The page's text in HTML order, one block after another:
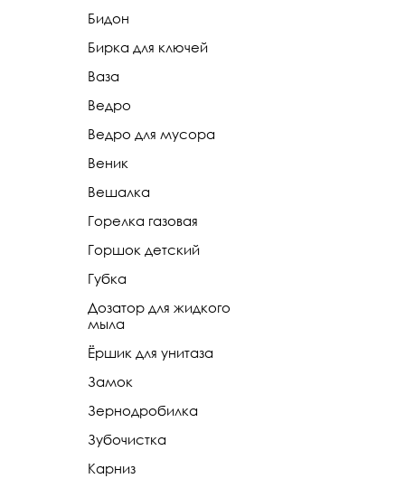
Бидон
Бирка для ключей
Ваза
Ведро
Ведро для мусора
Веник
Вешалка
Горелка газовая
Горшок детский
Губка
Дозатор для жидкого
мыла
Ёршик для унитаза
Замок
Зернодробилка
Зубочистка
Карниз